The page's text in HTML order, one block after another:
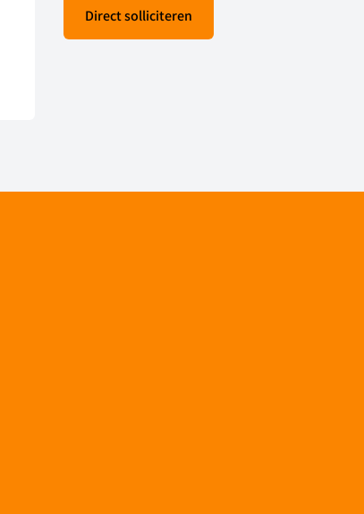
Direct solliciteren